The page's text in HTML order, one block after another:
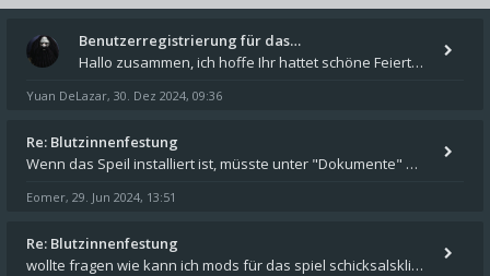
Benutzerregistrierung für das…
Hallo zusammen, ich hoffe Ihr hattet schöne Feiertage und kommt auch gut ins neue Jahr. Ich schreibe hier kurz zur Infor
Yuan DeLazar, 30. Dez 2024, 09:36
Re: Blutzinnenfestung
Wenn das Speil installiert ist, müsste unter "Dokumente" auf Deinem Rechner ein Verzeichnis "blade of destiny" sein. Dar
Eomer, 29. Jun 2024, 13:51
Re: Blutzinnenfestung
wollte fragen wie kann ich mods für das spiel schicksalsklinge in das spieleverzeichnis kopieren und in welches